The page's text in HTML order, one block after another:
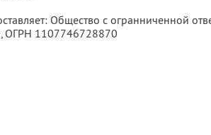
Общество с огранниченной
, ОГРН 1107746728870